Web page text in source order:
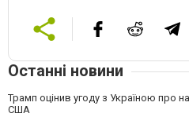
Останні новини
Трамп оцінив угоду з Україною про
США